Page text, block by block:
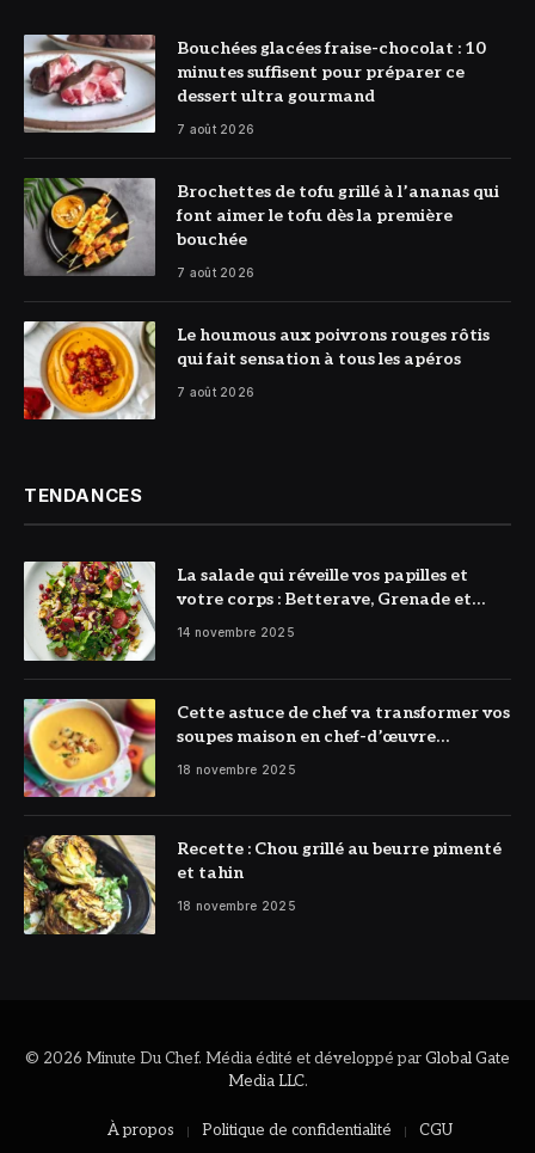
© DR
Bouchées glacées fraise-chocolat : 10
minutes suffisent pour préparer ce
dessert ultra gourmand
7 août 2026
© DR
Brochettes de tofu grillé à l’ananas qui
font aimer le tofu dès la première
bouchée
7 août 2026
© DR
Le houmous aux poivrons rouges rôtis
qui fait sensation à tous les apéros
7 août 2026
TENDANCES
La salade qui réveille vos papilles et
votre corps : Betterave, Grenade et
Citron à l’honneur
14 novembre 2025
Cette astuce de chef va transformer vos
soupes maison en chef-d’œuvre
réconfortant
18 novembre 2025
Recette : Chou grillé au beurre pimenté
et tahin
18 novembre 2025
© 2026 Minute Du Chef. Média édité et développé parGlobal Gate
Media LLC.
À propos Politique de confidentialité
CGU